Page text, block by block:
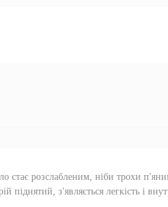
стає розслабленим, ніби трохи
піднятий, з'являється легкість і